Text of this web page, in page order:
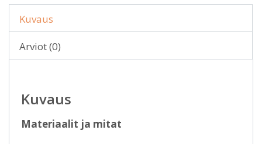
Kuvaus
Arviot (0)
Kuvaus
Materiaalit ja mitat